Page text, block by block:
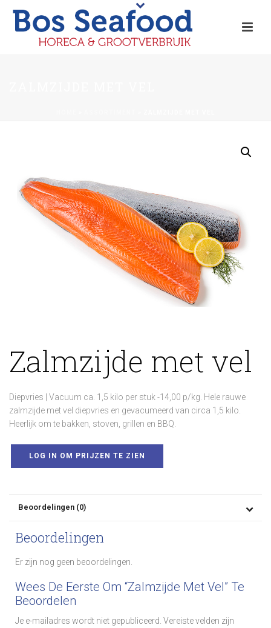
Zalmzijde met vel
Diepvries | Vacuum ca. 1,5 kilo per stuk -14,00 p/kg. Hele rauwe
zalmzijde met vel diepvries en gevacumeerd van circa 1,5 kilo.
Heerlijk om te bakken, stoven, grillen en BBQ.
LOG IN OM PRIJZEN TE ZIEN
Beoordelingen (0)
Beoordelingen
Er zijn nog geen beoordelingen.
Wees De Eerste Om “Zalmzijde Met Vel” Te
Beoordelen
Je e-mailadres wordt niet gepubliceerd. Vereiste velden zijn